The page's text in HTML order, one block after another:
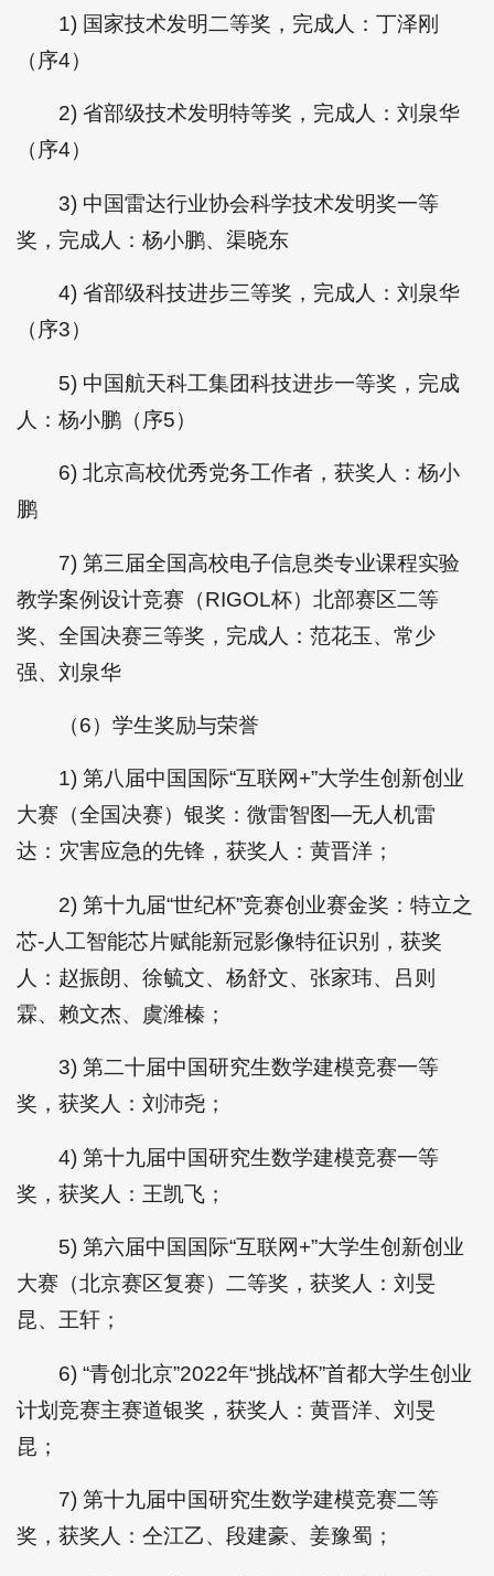
1) 国家技术发明二等奖，完成人：丁泽刚
（序4）
2) 省部级技术发明特等奖，完成人：刘泉华
（序4）
3) 中国雷达行业协会科学技术发明奖一等
奖，完成人：杨小鹏、渠晓东
4) 省部级科技进步三等奖，完成人：刘泉华
（序3）
5) 中国航天科工集团科技进步一等奖，完成
人：杨小鹏（序5）
6) 北京高校优秀党务工作者，获奖人：杨小
鹏
7) 第三届全国高校电子信息类专业课程实验
教学案例设计竞赛（RIGOL杯）北部赛区二等
奖、全国决赛三等奖，完成人：范花玉、常少
强、刘泉华
（6）学生奖励与荣誉
1) 第八届中国国际“互联网+”大学生创新创业
大赛（全国决赛）银奖：微雷智图—无人机雷
达：灾害应急的先锋，获奖人：黄晋洋；
2) 第十九届“世纪杯”竞赛创业赛金奖：特立之
芯-人工智能芯片赋能新冠影像特征识别，获奖
人：赵振朗、徐毓文、杨舒文、张家玮、吕则
霖、赖文杰、虞潍榛；
3) 第二十届中国研究生数学建模竞赛一等
奖，获奖人：刘沛尧；
4) 第十九届中国研究生数学建模竞赛一等
奖，获奖人：王凯飞；
5) 第六届中国国际“互联网+”大学生创新创业
大赛（北京赛区复赛）二等奖，获奖人：刘旻
昆、王轩；
6) “青创北京”2022年“挑战杯”首都大学生创业
计划竞赛主赛道银奖，获奖人：黄晋洋、刘旻
昆；
7) 第十九届中国研究生数学建模竞赛二等
奖，获奖人：仝江乙、段建豪、姜豫蜀；